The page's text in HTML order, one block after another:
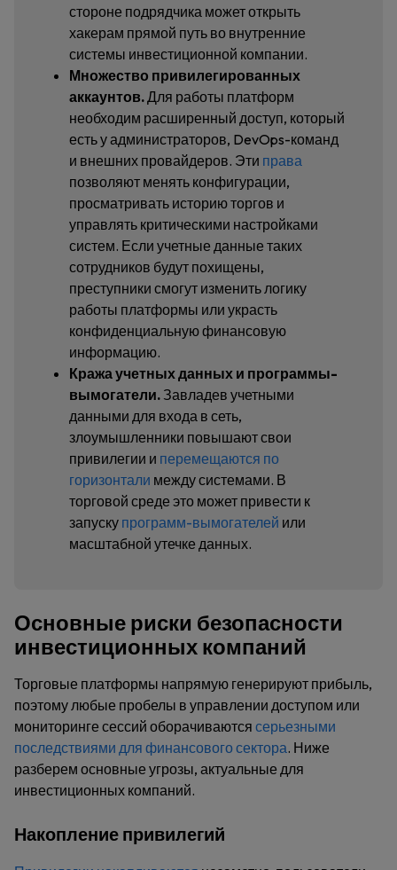
стороне подрядчика может открыть
хакерам прямой путь во внутренние
системы инвестиционной компании.
Множество привилегированных
аккаунтов.Для работы платформ
необходим расширенный доступ, который
есть у администраторов, DevOps-команд
и внешних провайдеров. Эти права
позволяют менять конфигурации,
просматривать историю торгов и
управлять критическими настройками
систем. Если учетные данные таких
сотрудников будут похищены,
преступники смогут изменить логику
работы платформы или украсть
конфиденциальную финансовую
информацию.
Кража учетных данных и программы-
вымогатели. Завладев учетными
данными для входа в сеть,
злоумышленники повышают свои
привилегии и перемещаются по
горизонтали между системами. В
торговой среде это может привести к
запуску программ-вымогателей или
масштабной утечке данных.
Основные риски безопасности
инвестиционных компаний
Торговые платформы напрямую генерируют прибыль,
поэтому любые пробелы в управлении доступом или
мониторинге сессий оборачиваются серьезными
последствиями для финансового сектора. Ниже
разберем основные угрозы, актуальные для
инвестиционных компаний.
Накопление привилегий